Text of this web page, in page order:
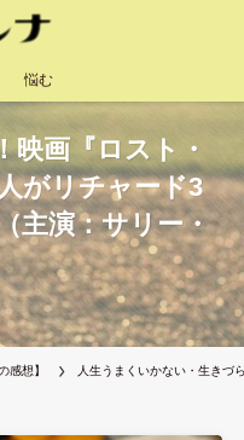
悩む
映画『ロスト・
がリチャード3
主演：サリー・
感想】 人生うまくいかない・生きづ